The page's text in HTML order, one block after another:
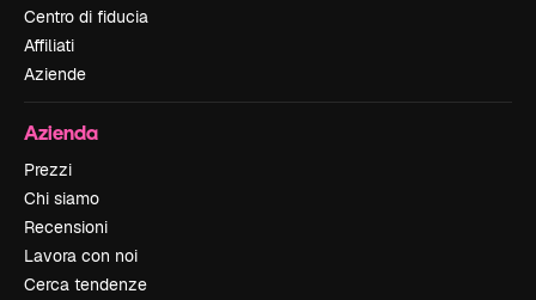
Centro di fiducia
Affiliati
Aziende
Azienda
Prezzi
Chi siamo
Recensioni
Lavora con noi
Cerca tendenze